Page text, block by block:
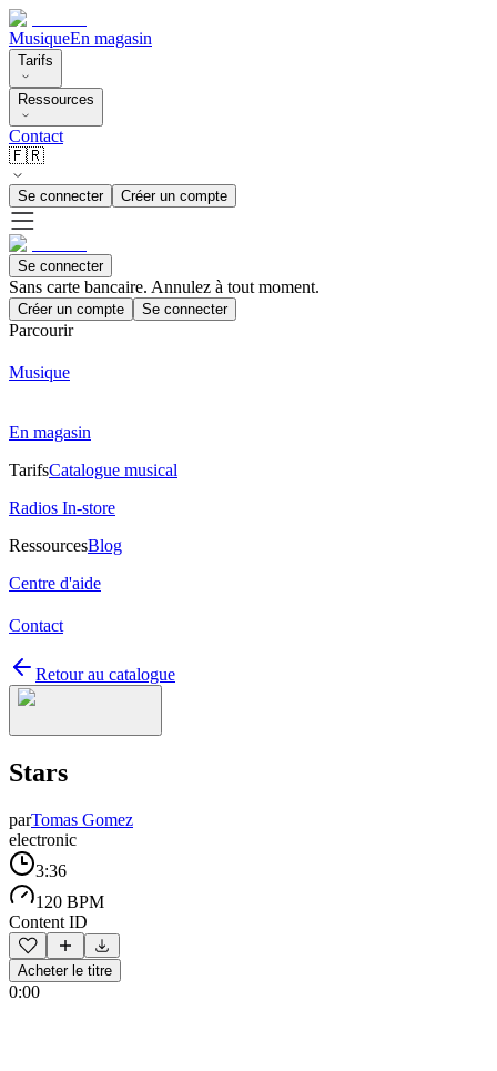
MusiqueEn magasin
Tarifs
Ressources
Contact
🇫🇷
Se connecter Créer un compte
Se connecter
Sans carte bancaire. Annulez à tout moment.
Créer un compte Se connecter
Parcourir
Musique
En magasin
TarifsCatalogue musical
Radios In-store
RessourcesBlog
Centre d'aide
Contact
Retour au catalogue
Stars
parTomas Gomez
electronic
3:36
120 BPM
Content ID
Acheter le titre
0:00